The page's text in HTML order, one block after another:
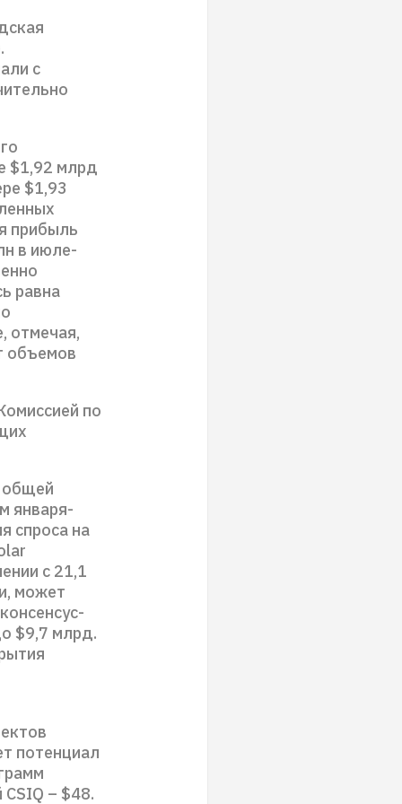
с
$1,92 млрд
$1,93
прибыль
в июле-
равна
отмечая,
объемов
по
общей
января-
спроса на
с 21,1
может
$9,7 млрд.
потенциал
– $48.